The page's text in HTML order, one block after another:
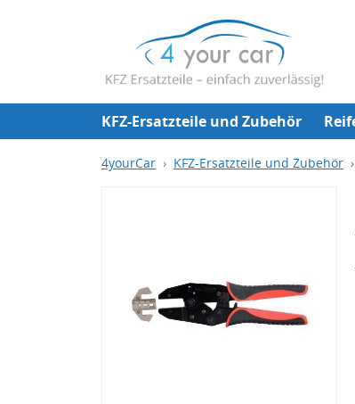
KFZ-Ersatzteile und Zubehör
4yourCar KFZ-Ersatzteile und Zubehör